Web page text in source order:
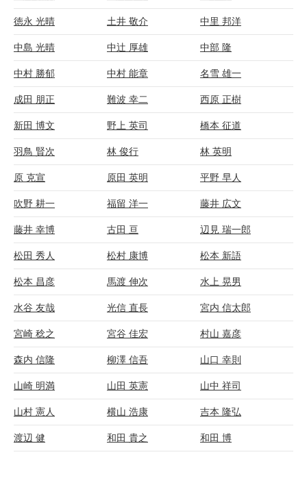
徳永 光晴 土井 敬介 中里 邦洋
中島 光晴 中辻 厚雄 中部 隆
中村 勝郁 中村 能章 名雪 雄一
成田 朋正 難波 幸二 西原 正樹
新田 博文 野上 英司 橋本 征道
羽鳥 賢次 林 俊行 林 英明
原 克宣 原田 英明 平野 早人
吹野 耕一 福留 洋一 藤井 広文
藤井 幸博 古田 亘 辺見 瑞一郎
松田 秀人 松村 康博 松本 新語
松本 昌彦 馬渡 伸次 水上 晃男
水谷 友哉 光信 直長 宮内 信太郎
宮崎 稔之 宮谷 佳宏 村山 嘉彦
森内 信隆 柳澤 信吾 山口 幸則
山崎 明満 山田 英憲 山中 祥司
山村 憲人 横山 浩康 吉本 隆弘
渡辺 健 和田 貴之 和田 博